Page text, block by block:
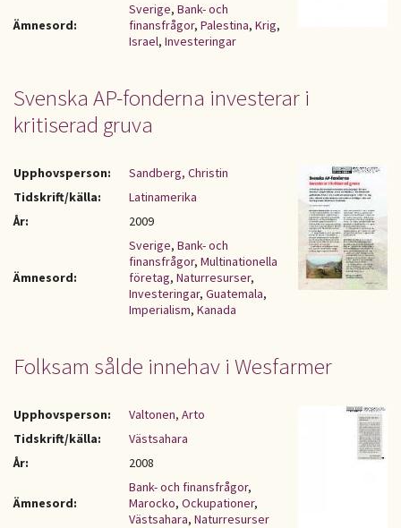
Ämnesord:
Sverige, Bank- och
finansfrågor, Palestina, Krig,
Israel, Investeringar
Svenska AP-fonderna investerar i
kritiserad gruva
Upphovsperson:
Sandberg, Christin
Tidskrift/källa:
Latinamerika
År:
2009
Ämnesord:
Sverige, Bank- och
finansfrågor, Multinationella
företag, Naturresurser,
Investeringar, Guatemala,
Imperialism, Kanada
Folksam sålde innehav i Wesfarmer
Upphovsperson:
Valtonen, Arto
Tidskrift/källa:
Västsahara
År:
2008
Ämnesord:
Bank- och finansfrågor,
Marocko, Ockupationer,
Västsahara, Naturresurser